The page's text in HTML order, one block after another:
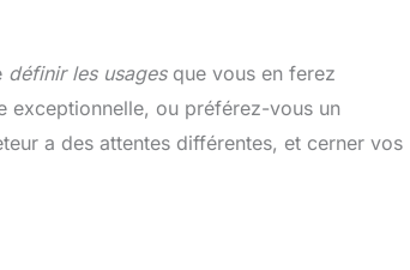
définir les usagesque vous en ferez
exceptionnelle, ou préférez-vous un
a des attentes différentes, et cerner vos